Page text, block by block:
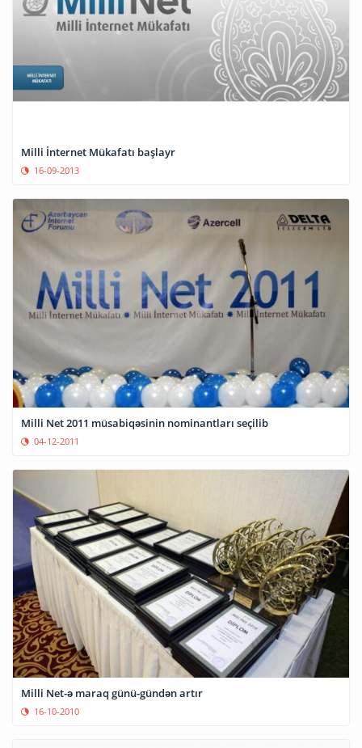
Milli İnternet Mükafatı başlayr
16-09-2013
Milli Net 2011 müsabiqəsinin nominantları seçilib
04-12-2011
Milli Net-ə maraq günü-gündən artır
16-10-2010